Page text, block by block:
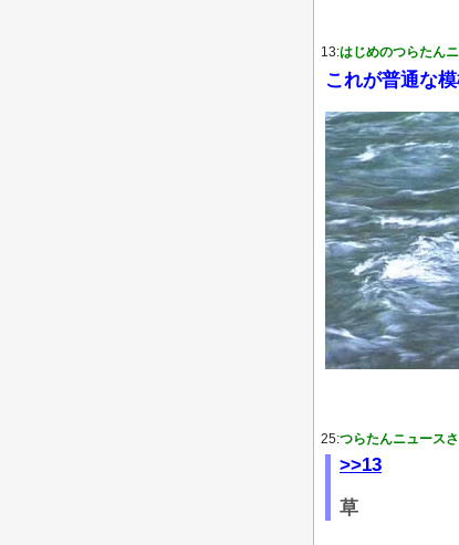
13:はじめのつらたん
これが普通な
25:つらたんニュース
>>13
草